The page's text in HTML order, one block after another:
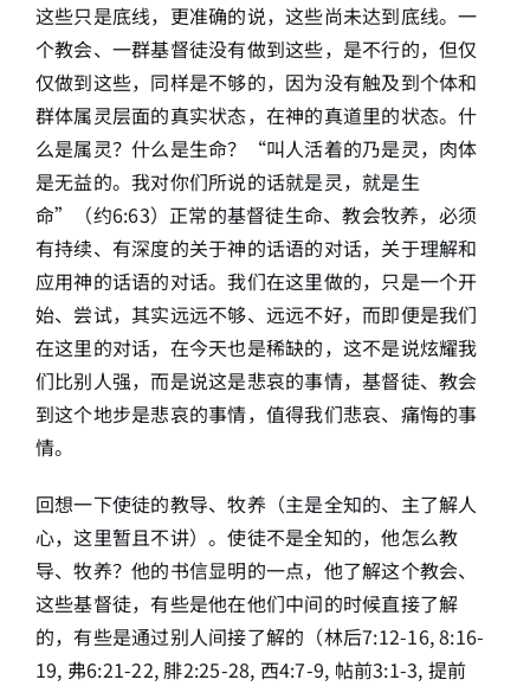
这些只是底线，更准确的说，这些尚未达到底线。一
个教会、一群基督徒没有做到这些，是不行的，但仅
仅做到这些，同样是不够的，因为没有触及到个体和
群体属灵层面的真实状态，在神的真道里的状态。什
么是属灵？什么是生命？“叫人活着的乃是灵，肉体
是无益的。我对你们所说的话就是灵，就是生
命”（约6:63）正常的基督徒生命、教会牧养，必须
有持续、有深度的关于神的话语的对话，关于理解和
应用神的话语的对话。我们在这里做的，只是一个开
始、尝试，其实远远不够、远远不好，而即便是我们
在这里的对话，在今天也是稀缺的，这不是说炫耀我
们比别人强，而是说这是悲哀的事情，基督徒、教会
到这个地步是悲哀的事情，值得我们悲哀、痛悔的事
情。
回想一下使徒的教导、牧养（主是全知的、主了解人
心，这里暂且不讲）。使徒不是全知的，他怎么教
导、牧养？他的书信显明的一点，他了解这个教会、
这些基督徒，有些是他在他们中间的时候直接了解
的，有些是通过别人间接了解的（林后7:12-16, 8:16-
19, 弗6:21-22, 腓2:25-28, 西4:7-9, 帖前3:1-3, 提前